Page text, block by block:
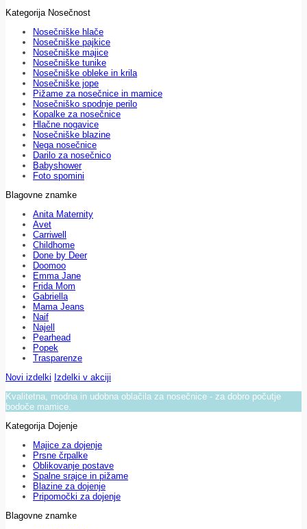
Kategorija Nosečnost
Nosečniške hlače
Nosečniške pajkice
Nosečniške majice
Nosečniške tunike
Nosečniške obleke in krila
Nosečniške jope
Pižame za nosečnice in mamice
Nosečniško spodnje perilo
Kopalke za nosečnice
Hlačne nogavice
Nosečniške blazine
Nega nosečnice
Darilo za nosečnico
Babyshower
Foto spomini
Blagovne znamke
Anita Maternity
Avet
Carriwell
Childhome
Done by Deer
Doomoo
Emma Jane
Frida Mom
Gabriella
Mama Jeans
Naif
Najell
Pearhead
Popek
Trasparenze
Novi izdelki Izdelki v akciji
Kvalitetna, modna in udobna oblačila za nosečnice - za dobro počutje
bodoče mamice.
Kategorija Dojenje
Majice za dojenje
Prsne črpalke
Oblikovanje postave
Spalne srajce in pižame
Blazine za dojenje
Pripomočki za dojenje
Blagovne znamke